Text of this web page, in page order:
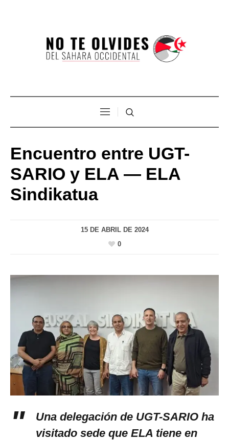
Encuentro entre UGT-
SARIO y ELA — ELA
Sindikatua
15 DE ABRIL DE 2024
0
Una delegación de UGT-SARIO ha
visitado sede que ELA tiene en